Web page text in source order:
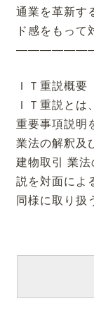
通業を革新す
ド感をもって
ＩＴ重説概要
ＩＴ重説とは
重要事項説明
業法の解釈及
建物取引 業
説を対面によ
同様に取り扱